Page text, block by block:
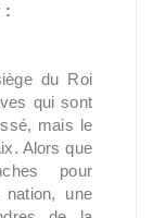
:
du Roi
qui sont
mais le
Alors que
pour
une